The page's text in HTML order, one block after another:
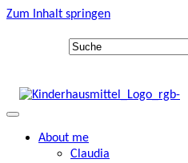
Zum Inhalt springen
About me
Claudia